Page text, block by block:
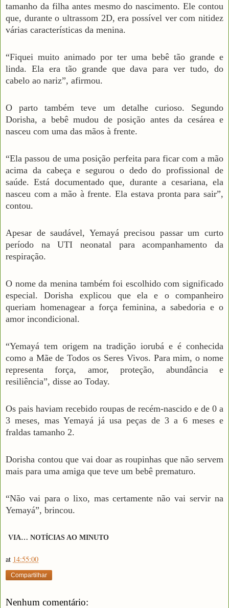
tamanho da filha antes mesmo do nascimento. Ele contou
que, durante o ultrassom 2D, era possível ver com nitidez
várias características da menina.
“Fiquei muito animado por ter uma bebê tão grande e
linda. Ela era tão grande que dava para ver tudo, do
cabelo ao nariz”, afirmou.
O parto também teve um detalhe curioso. Segundo
Dorisha, a bebê mudou de posição antes da cesárea e
nasceu com uma das mãos à frente.
“Ela passou de uma posição perfeita para ficar com a mão
acima da cabeça e segurou o dedo do profissional de
saúde. Está documentado que, durante a cesariana, ela
nasceu com a mão à frente. Ela estava pronta para sair”,
contou.
Apesar de saudável, Yemayá precisou passar um curto
período na UTI neonatal para acompanhamento da
respiração.
O nome da menina também foi escolhido com significado
especial. Dorisha explicou que ela e o companheiro
queriam homenagear a força feminina, a sabedoria e o
amor incondicional.
“Yemayá tem origem na tradição iorubá e é conhecida
como a Mãe de Todos os Seres Vivos. Para mim, o nome
representa força, amor, proteção, abundância e
resiliência”, disse ao Today.
Os pais haviam recebido roupas de recém-nascido e de 0 a
3 meses, mas Yemayá já usa peças de 3 a 6 meses e
fraldas tamanho 2.
Dorisha contou que vai doar as roupinhas que não servem
mais para uma amiga que teve um bebê prematuro.
“Não vai para o lixo, mas certamente não vai servir na
Yemayá”, brincou.
VIA… NOTÍCIAS AO MINUTO
at 14:55:00
Compartilhar
Nenhum comentário: